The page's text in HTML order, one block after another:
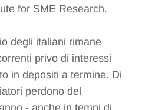
for SME Research.
degli italiani rimane
privo di interessi
in depositi a termine. Di
perdono del
- anche in tempi di